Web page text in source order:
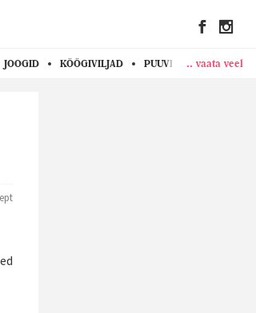
JOOGID KÖÖGIVILJAD PUUVILJAD MARJAD
.. vaata veel